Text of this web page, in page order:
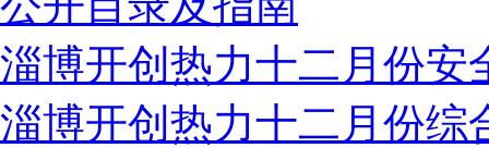
淄博开创热力十二月份安
淄博开创热力十二月份综